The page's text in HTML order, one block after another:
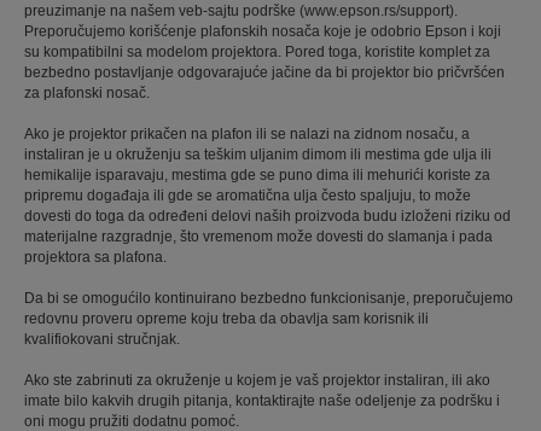
preuzimanje na našem veb-sajtu podrške (www.epson.rs/support).
Preporučujemo korišćenje plafonskih nosača koje je odobrio Epson i koji
su kompatibilni sa modelom projektora. Pored toga, koristite komplet za
bezbedno postavljanje odgovarajuće jačine da bi projektor bio pričvršćen
za plafonski nosač.
Ako je projektor prikačen na plafon ili se nalazi na zidnom nosaču, a
instaliran je u okruženju sa teškim uljanim dimom ili mestima gde ulja ili
hemikalije isparavaju, mestima gde se puno dima ili mehurići koriste za
pripremu događaja ili gde se aromatična ulja često spaljuju, to može
dovesti do toga da određeni delovi naših proizvoda budu izloženi riziku od
materijalne razgradnje, što vremenom može dovesti do slamanja i pada
projektora sa plafona.
Da bi se omogućilo kontinuirano bezbedno funkcionisanje, preporučujemo
redovnu proveru opreme koju treba da obavlja sam korisnik ili
kvalifiokovani stručnjak.
Ako ste zabrinuti za okruženje u kojem je vaš projektor instaliran, ili ako
imate bilo kakvih drugih pitanja, kontaktirajte naše odeljenje za podršku i
oni mogu pružiti dodatnu pomoć.